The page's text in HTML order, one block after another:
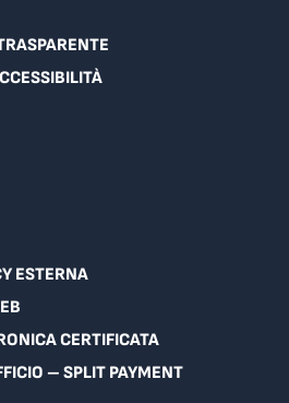
ESTERNA
CERTIFICATA
– SPLIT PAYMENT